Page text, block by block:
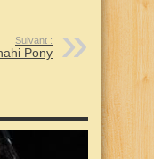
Suivant :
Pony